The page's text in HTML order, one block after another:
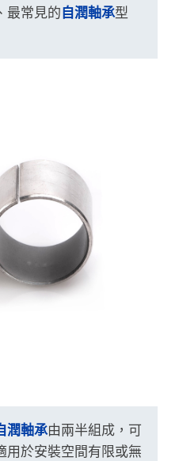
最常見的 自潤軸承型
潤軸承由兩半組成，可
用於安裝空間有限或無